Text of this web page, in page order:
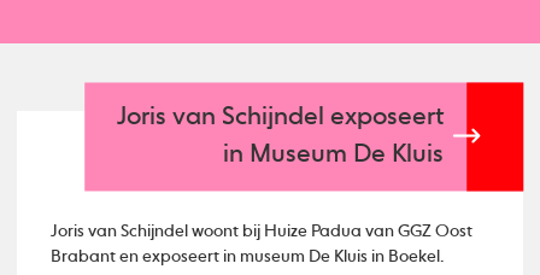
Joris van Schijndel exposeert
in Museum De Kluis
Joris van Schijndel woont bij Huize Padua van GGZ Oost
Brabant en exposeert in museum De Kluis in Boekel.